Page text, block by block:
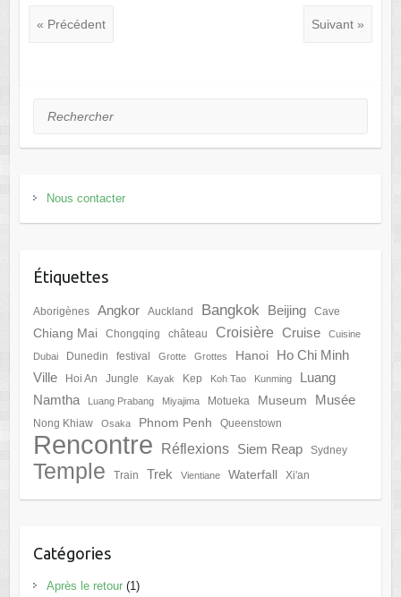
« Précédent Suivant »
Rechercher
Nous contacter
Étiquettes
Aborigènes Angkor Auckland Bangkok Beijing Cave
Chiang Mai Chongqing château Croisière Cruise Cuisine
Dubai Dunedin festival Grotte Grottes Hanoi
Ho Chi Minh
Ville
Hoi An Jungle Kayak Kep Koh Tao Kunming
Luang
Namtha
Luang Prabang Miyajima Motueka Museum Musée
Nong Khiaw Osaka Phnom Penh Queenstown
Rencontre Réflexions Siem Reap Sydney
Temple Train Trek Vientiane Waterfall Xi'an
Catégories
Après le retour(1)